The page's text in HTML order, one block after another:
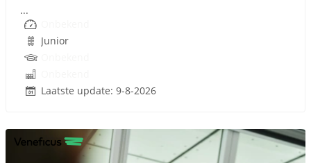
...
Junior
Laatste update: 9-8-2026